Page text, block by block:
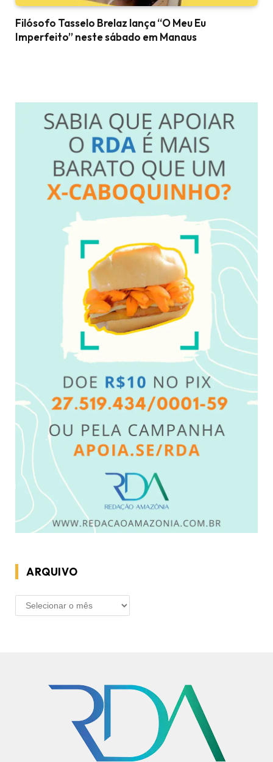
Filósofo Tasselo Brelaz lança “O Meu Eu
Imperfeito” neste sábado em Manaus
ARQUIVO
ARQUIVO